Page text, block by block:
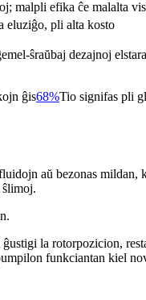
malpli efika ĉe malalta
eluziĝo, pli alta kosto
ŝraŭbaj dezajnoj
ĝis68%Tio signifas pli
aŭ bezonas
la rotorpozicion,
funkciantan kiel